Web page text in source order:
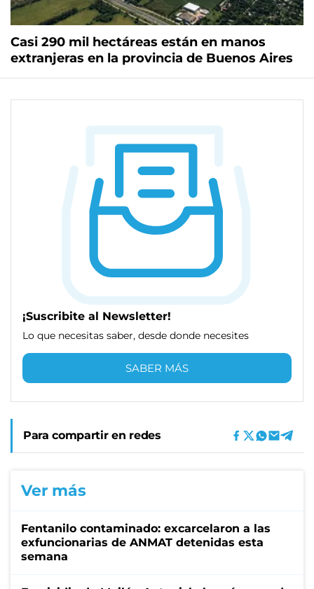
Casi 290 mil hectáreas están en manos
extranjeras en la provincia de Buenos Aires
¡Suscribite al Newsletter!
Lo que necesitas saber, desde donde necesites
SABER MÁS
Para compartir en redes
Ver más
Fentanilo contaminado: excarcelaron a las
exfuncionarias de ANMAT detenidas esta
semana